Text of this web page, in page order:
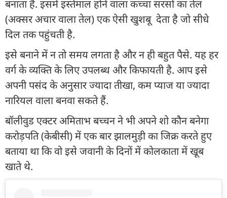
बनाता है. इसमें इस्तेमाल होने वाला कच्चा सरसों का तेल
(अक्सर अचार वाला तेल) एक ऐसी खुशबू देता है जो सीधे
दिल तक पहुंचती है.
इसे बनाने में न तो समय लगता है और न ही बहुत पैसे. यह हर
वर्ग के व्यक्ति के लिए उपलब्ध और किफायती है. आप इसे
अपनी पसंद के अनुसार ज्यादा तीखा, कम प्याज या ज्यादा
नारियल वाला बनवा सकते हैं.
बॉलीवुड एक्टर अमिताभ बच्चन ने भी अपने शो कौन बनेगा
करोड़पति (केबीसी) में एक बार झालमुड़ी का जिक्र करते हुए
बताया था कि वो इसे जवानी के दिनों में कोलकाता में खूब
खाते थे.